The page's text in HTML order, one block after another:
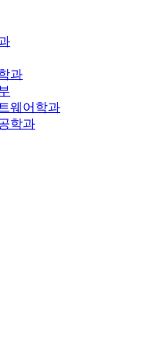
과
웨어학과
학과